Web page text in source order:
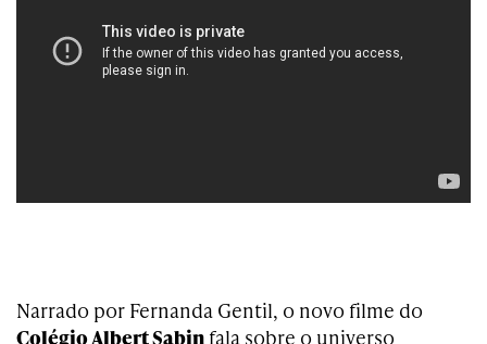
Narrado por Fernanda Gentil, o novo filme do
Colégio Albert Sabin fala sobre o universo